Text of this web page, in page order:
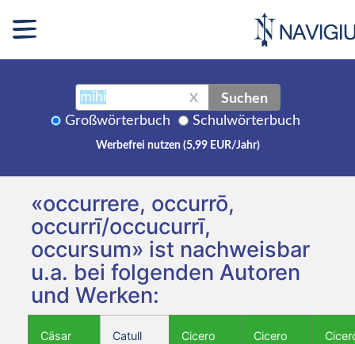
X Suchen
Großwörterbuch Schulwörterbuch
Werbefrei nutzen (5,99 EUR/Jahr)
«occurrere, occurrō,
occurrī/occucurrī,
occursum» ist nachweisbar
u.a. bei folgenden Autoren
und Werken:
Cäsar
Catull
Cicero
Cicero